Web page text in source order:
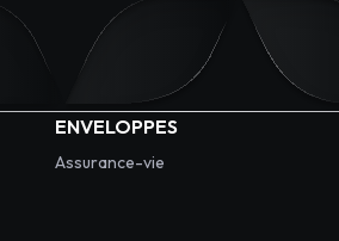
ENVELOPPES
Assurance-vie